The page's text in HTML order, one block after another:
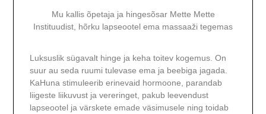
Mu kallis õpetaja ja hingesõsar Mette Mette
Instituudist, hõrku lapseootel ema massaaži tegemas
Luksuslik sügavalt hinge ja keha toitev kogemus. On
suur au seda ruumi tulevase ema ja beebiga jagada.
KaHuna stimuleerib erinevaid hormoone, parandab
liigeste liikuvust ja vereringet, pakub leevendust
lapseootel ja värskete emade väsimusele ning toidab